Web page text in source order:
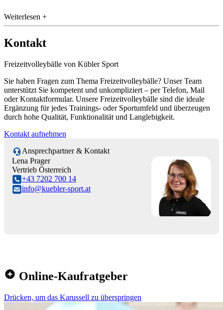
Weiterlesen +
Kontakt
Freizeitvolleybälle von Kübler Sport
Sie haben Fragen zum Thema Freizeitvolleybälle? Unser Team
unterstützt Sie kompetent und unkompliziert – per Telefon, Mail
oder Kontaktformular. Unsere Freizeitvolleybälle sind die ideale
Ergänzung für jedes Trainings- oder Sportumfeld und überzeugen
durch hohe Qualität, Funktionalität und Langlebigkeit.
Kontakt aufnehmen
Ansprechpartner & Kontakt
Lena Prager
Vertrieb Österreich
+43 7202 700 14
info@kuebler-sport.at
Online-Kaufratgeber
Drücken, um das Karussell zu überspringen